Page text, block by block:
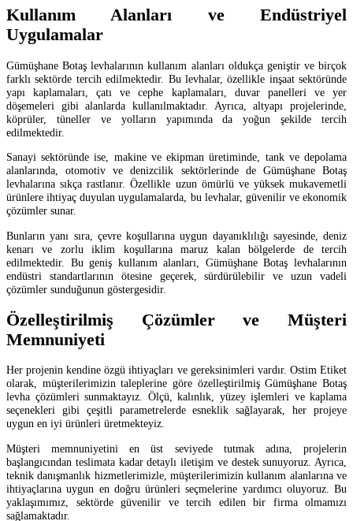
Kullanım Alanları ve Endüstriyel
Uygulamalar
Gümüşhane Botaş levhalarının kullanım alanları oldukça geniştir ve birçok
farklı sektörde tercih edilmektedir. Bu levhalar, özellikle inşaat sektöründe
yapı kaplamaları, çatı ve cephe kaplamaları, duvar panelleri ve yer
döşemeleri gibi alanlarda kullanılmaktadır. Ayrıca, altyapı projelerinde,
köprüler, tüneller ve yolların yapımında da yoğun şekilde tercih
edilmektedir.
Sanayi sektöründe ise, makine ve ekipman üretiminde, tank ve depolama
alanlarında, otomotiv ve denizcilik sektörlerinde de Gümüşhane Botaş
levhalarına sıkça rastlanır. Özellikle uzun ömürlü ve yüksek mukavemetli
ürünlere ihtiyaç duyulan uygulamalarda, bu levhalar, güvenilir ve ekonomik
çözümler sunar.
Bunların yanı sıra, çevre koşullarına uygun dayanıklılığı sayesinde, deniz
kenarı ve zorlu iklim koşullarına maruz kalan bölgelerde de tercih
edilmektedir. Bu geniş kullanım alanları, Gümüşhane Botaş levhalarının
endüstri standartlarının ötesine geçerek, sürdürülebilir ve uzun vadeli
çözümler sunduğunun göstergesidir.
Özelleştirilmiş Çözümler ve Müşteri
Memnuniyeti
Her projenin kendine özgü ihtiyaçları ve gereksinimleri vardır. Ostim Etiket
olarak, müşterilerimizin taleplerine göre özelleştirilmiş Gümüşhane Botaş
levha çözümleri sunmaktayız. Ölçü, kalınlık, yüzey işlemleri ve kaplama
seçenekleri gibi çeşitli parametrelerde esneklik sağlayarak, her projeye
uygun en iyi ürünleri üretmekteyiz.
Müşteri memnuniyetini en üst seviyede tutmak adına, projelerin
başlangıcından teslimata kadar detaylı iletişim ve destek sunuyoruz. Ayrıca,
teknik danışmanlık hizmetlerimizle, müşterilerimizin kullanım alanlarına ve
ihtiyaçlarına uygun en doğru ürünleri seçmelerine yardımcı oluyoruz. Bu
yaklaşımımız, sektörde güvenilir ve tercih edilen bir firma olmamızı
sağlamaktadır.